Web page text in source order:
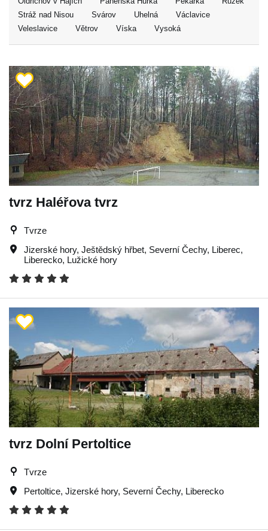
Stráž nad Nisou
Svárov Uhelná
Václavice
Veleslavice
Větrov Víska Vysoká
tvrz Haléřova tvrz
Tvrze
Jizerské hory, Ještědský hřbet, Severní Čechy, Liberec,
Liberecko, Lužické hory
tvrz Dolní Pertoltice
Tvrze
Pertoltice, Jizerské hory, Severní Čechy, Liberecko